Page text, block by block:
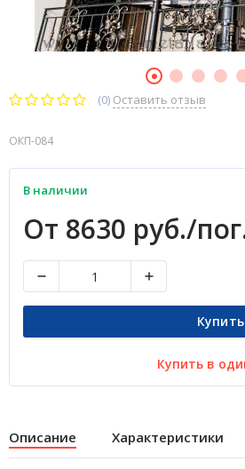
(0) Оставить отзыв
ОКП-084
В наличии
От 8630 руб./
Купить
Купить в
Описание Характеристики